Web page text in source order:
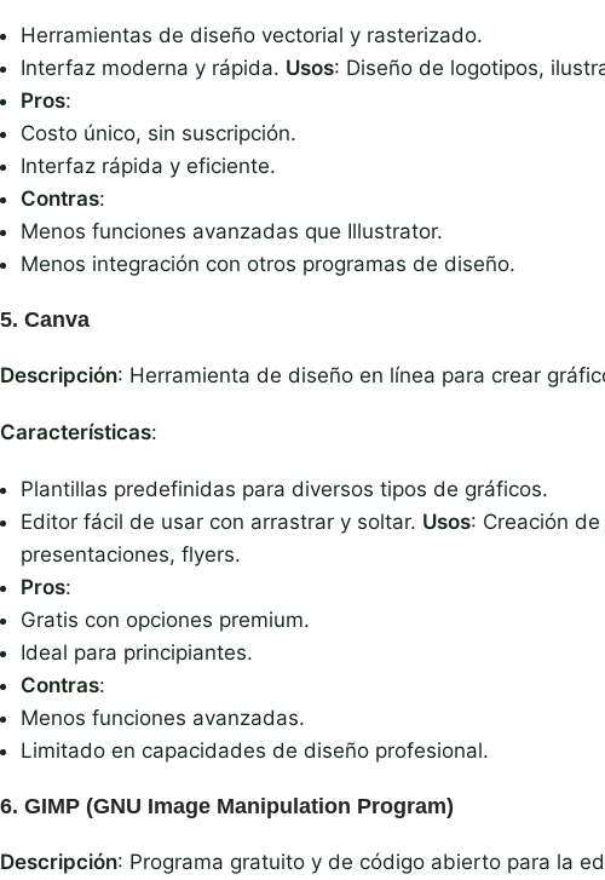
Herramientas de diseño vectorial y rasterizado.
Interfaz moderna y rápida. Usos: Diseño de logotipos,
Pros:
Costo único, sin suscripción.
Interfaz rápida y eficiente.
Contras:
Menos funciones avanzadas que Illustrator.
Menos integración con otros programas de diseño.
5. Canva
Descripción: Herramienta de diseño en línea para crear
Características:
Plantillas predefinidas para diversos tipos de gráficos.
Editor fácil de usar con arrastrar y soltar. Usos: Creación
presentaciones, flyers.
Pros:
Gratis con opciones premium.
Ideal para principiantes.
Contras:
Menos funciones avanzadas.
Limitado en capacidades de diseño profesional.
6. GIMP (GNU Image Manipulation Program)
Descripción: Programa gratuito y de código abierto para la